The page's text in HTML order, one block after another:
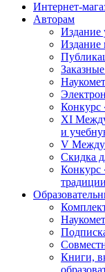
Интернет-
Авторам
Издание
Издание
Конкурс
XI
и
V
Скидка
Конкурс
Книги,